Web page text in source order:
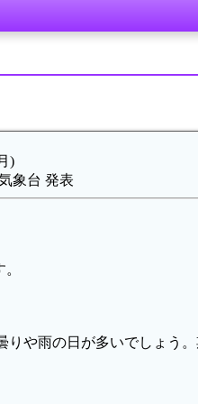
)
象台 発表
りや雨の日が多いでしょう